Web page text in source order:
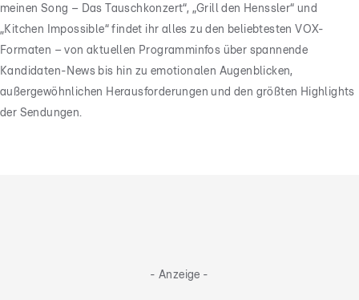
meinen Song – Das Tauschkonzert“, „Grill den Henssler“ und
„Kitchen Impossible“ findet ihr alles zu den beliebtesten VOX-
Formaten – von aktuellen Programminfos über spannende
Kandidaten-News bis hin zu emotionalen Augenblicken,
außergewöhnlichen Herausforderungen und den größten Highlights
der Sendungen.
- Anzeige -